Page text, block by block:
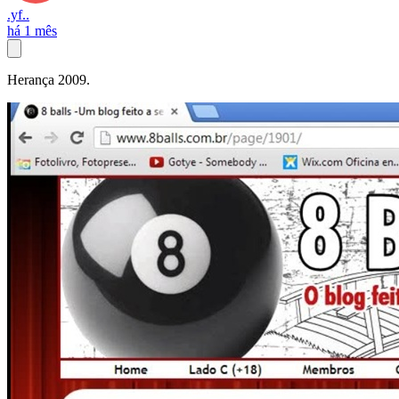
.yf..
há 1 mês
Herança 2009.